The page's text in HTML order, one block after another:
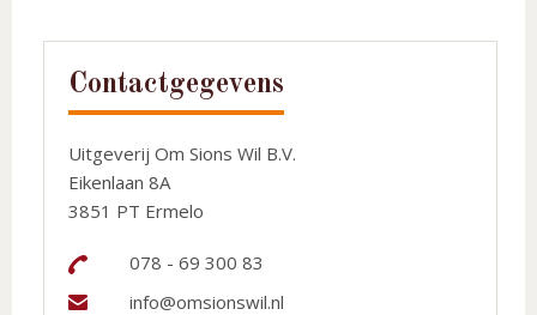
Contactgegevens
Uitgeverij Om Sions Wil B.V.
Eikenlaan 8A
3851 PT Ermelo
078 - 69 300 83
info@omsionswil.nl